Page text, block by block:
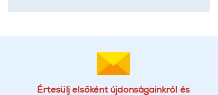
Értesülj elsőként újdonságainkról és